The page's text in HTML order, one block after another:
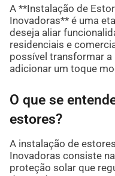
A **Instalação de
Inovadoras** é uma
deseja aliar
residenciais e
possível transformar a
adicionar um toque
O que se
estores?
A instalação de
Inovadoras consiste
proteção solar que